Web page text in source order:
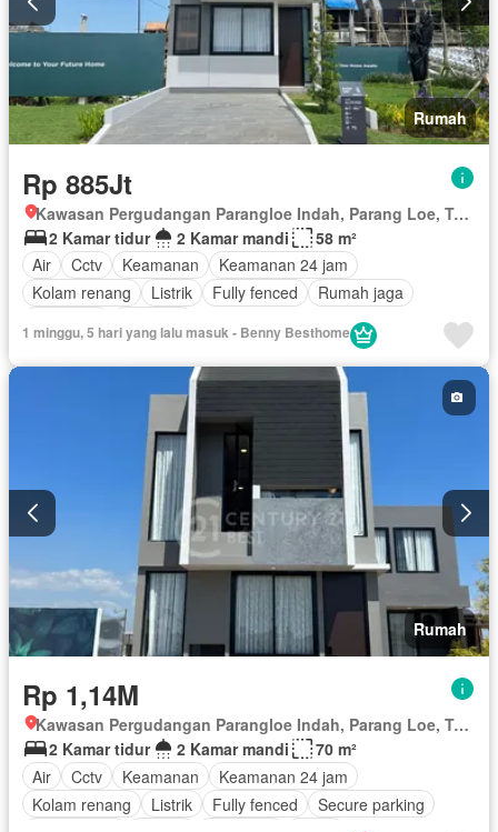
Rumah
Rp 885Jt
Kawasan Pergudangan Parangloe Indah, Parang Loe, Tamalanrea, Makassar, Sulawesi Selatan
2 Kamar tidur
2 Kamar mandi
58 m²
Air
Cctv Keamanan
Keamanan 24 jam
Kolam renang
Listrik Fully fenced
Rumah jaga
1 minggu, 5 hari yang lalu masuk - Benny Besthome
Rumah
Rp 1,14M
Kawasan Pergudangan Parangloe Indah, Parang Loe, Tamalanrea, Makassar, Sulawesi Selatan
2 Kamar tidur
2 Kamar mandi
70 m²
Air
Cctv Keamanan
Keamanan 24 jam
Kolam renang
Listrik Fully fenced
Secure parking